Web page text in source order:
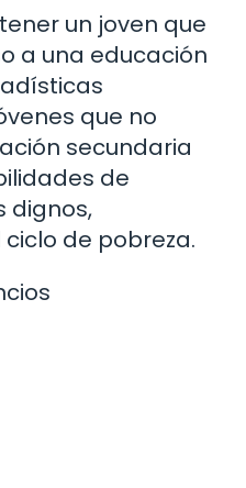
un joven que
a una educación
que no
secundaria
de
dignos,
de pobreza.